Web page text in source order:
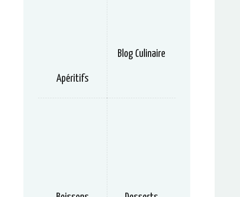
Apéritifs
Blog Culinaire